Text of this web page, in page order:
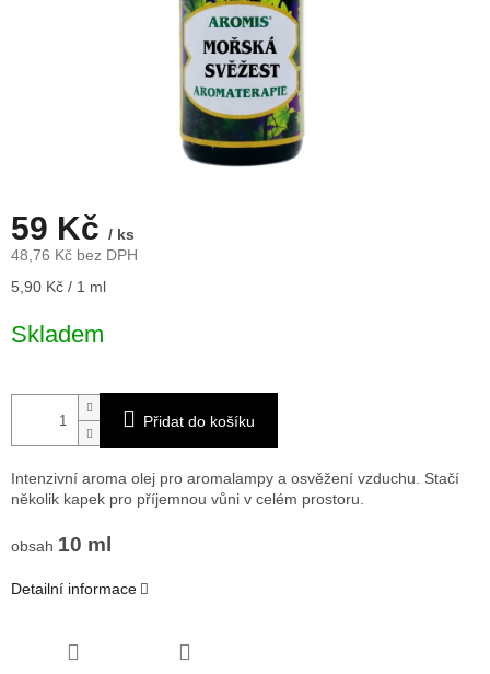
59 Kč / ks
48,76 Kč bez DPH
Měrná
5,90 Kč / 1 ml
Skladem
Přidat do košíku
Intenzivní aroma olej pro aromalampy a osvěžení vzduchu. Stačí
několik kapek pro příjemnou vůni v celém prostoru.
obsah 10 ml
Detailní informace